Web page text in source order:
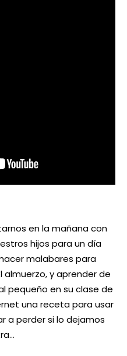
en la mañana con
hijos para un día
malabares para
y aprender de
pequeño en su clase de
una receta para usar
a perder si lo dejamos